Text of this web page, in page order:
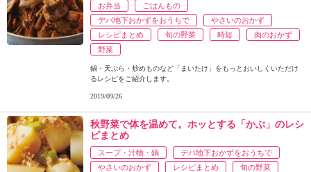
お弁当
ごはんもの
デパ地下おかずをおうちで
やさいのおかず
レシピまとめ
旬の野菜 時短
肉のおかず
野菜
鍋・天ぷら・炒めものなど「まいたけ」をもっとおいしくいただけ
るレシピをご紹介します。
2019/09/26
秋野菜で体を温めて。ホッとする「かぶ」のレシ
ピまとめ
スープ・汁物・鍋
デパ地下おかずをおうちで
やさいのおかず
レシピまとめ
旬の野菜